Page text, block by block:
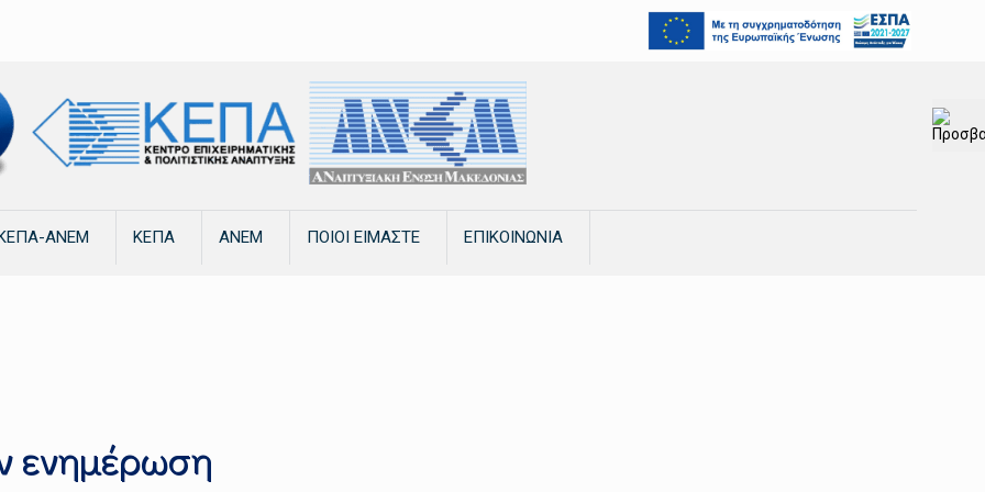
ΑΝΕΜ ΚΕΠΑ ΑΝΕΜ ΠΟΙΟΙ ΕΙΜΑΣΤΕ ΕΠΙΚΟΙΝΩΝΙΑ
ενημέρωση
ενημέρωση